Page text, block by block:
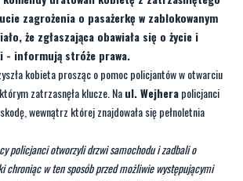
kobieta prosząc o pomoc policjantów w otwarciu
zatrzasnęła klucze. Naul. Wejherapolicjanci
wewnątrz której znajdowała się pełnoletnia
policjanci otworzyli drzwi samochodu i zadbali o
chroniąc w ten sposób przed możliwie występującymi
wspomagającego jej oddychanie
, oficer prasowy Komendanta